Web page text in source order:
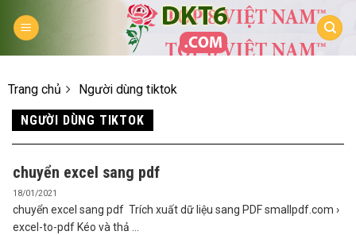
Trang chủ Người dùng tiktok
NGƯỜI DÙNG TIKTOK
chuyển excel sang pdf
18/01/2021
chuyển excel sang pdf Trích xuất dữ liệu sang PDF smallpdf.com ›
excel-to-pdf Kéo và thả ...